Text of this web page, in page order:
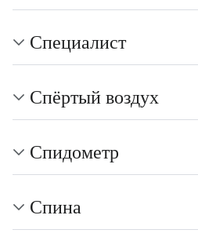
Специалист
Спёртый воздух
Спидометр
Спина